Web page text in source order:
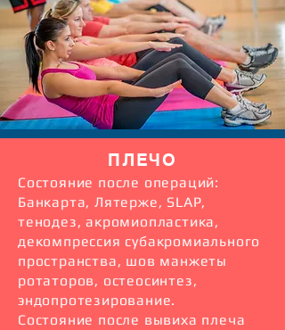
ПЛЕЧО
Состояние после операций:
Банкарта, Лятерже, SLAP,
тенодез, акромиопластика,
декомпрессия субакромиального
пространства, шов манжеты
ротаторов, остеосинтез,
эндопротезирование.
Состояние после вывиха плеча